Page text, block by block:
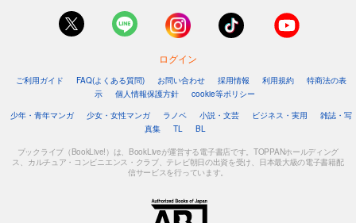
ログイン
ご利用ガイド FAQ(よくある質問) お問い合わせ 採用情報 利用規約
特商法の表
示
個人情報保護方針
cookie等ポリシー
少年・青年マンガ
少女・女性マンガ ラノベ 小説・文芸 ビジネス・実用
雑誌・写
真集
TL BL
ブックライブ（BookLive!）は、BookLiveが運営する電子書店です。TOPPANホールディング
ス、カルチュア・コンビニエンス・クラブ、テレビ朝日の出資を受け、日本最大級の電子書籍配
信サービスを行っています。